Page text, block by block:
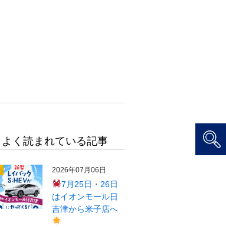
よく読まれている記事
2026年07月06日
7月25日・26日
はイオンモール日
吉津から米子店へ